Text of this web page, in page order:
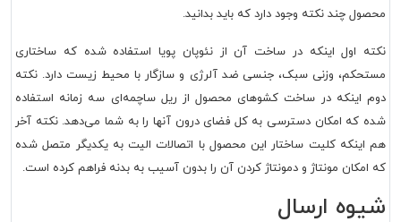
محصول چند نکته وجود دارد که باید بدانید.
نکته اول اینکه در ساخت آن از نئوپان پویا استفاده شده که ساختاری
مستحکم، وزنی سبک، جنسی ضد آلرژی و سازگار با محیط زیست دارد. نکته
دوم اینکه در ساخت کشوهای محصول از ریل ساچمه‌ای سه زمانه استفاده
شده که امکان دسترسی به کل فضای درون آنها را به شما می‌دهد. نکته آخر
هم اینکه کلیت ساختار این محصول با اتصالات الیت به یکدیگر متصل شده
که امکان مونتاژ و دمونتاژ کردن آن را بدون آسیب به بدنه فراهم کرده است.
شیوه ارسال